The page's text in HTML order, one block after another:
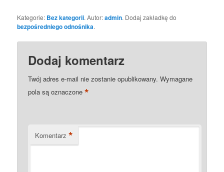
Kategorie: Bez kategorii. Autor:admin. Dodaj zakładkę do
bezpośredniego odnośnika.
Dodaj komentarz
Twój adres e-mail nie zostanie opublikowany. Wymagane
pola są oznaczone*
Komentarz *